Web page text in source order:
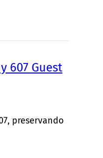
607 Guest
preservando